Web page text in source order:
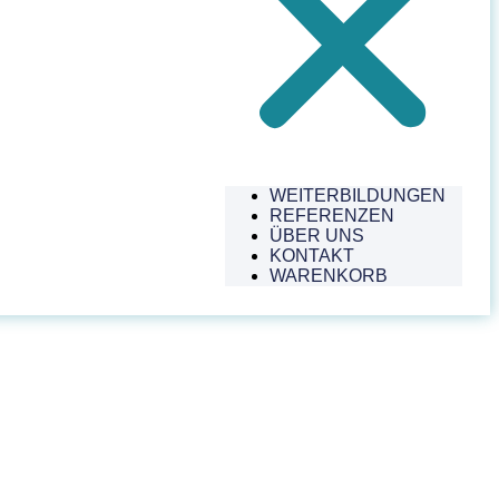
WEITERBILDUNGEN
REFERENZEN
ÜBER UNS
KONTAKT
WARENKORB